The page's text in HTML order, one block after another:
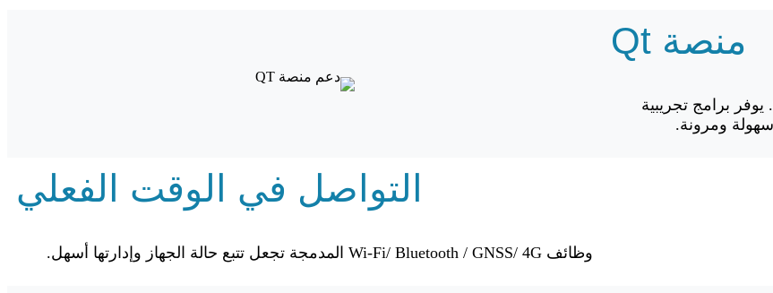
منصة Qt
يدعم منصة Qt 5.15 والعديد من التطبيقات المكتوبة باستخدام Qt. يوفر برامج تجريبية
التواصل في الوقت الفعلي
وظائف Wi-Fi/ Bluetooth / GNSS/ 4G المدمجة تجعل تتبع حالة الجهاز وإدارتها أسهل.